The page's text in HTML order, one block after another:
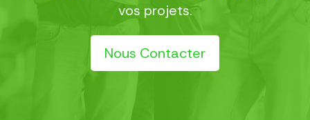
vos projets.
Nous Contacter